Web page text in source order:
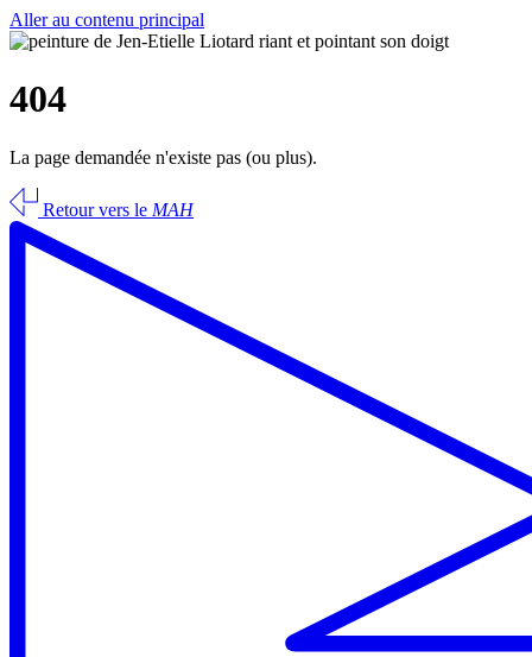
Aller au contenu principal
404
La page demandée n'existe pas (ou plus).
Retour vers le MAH